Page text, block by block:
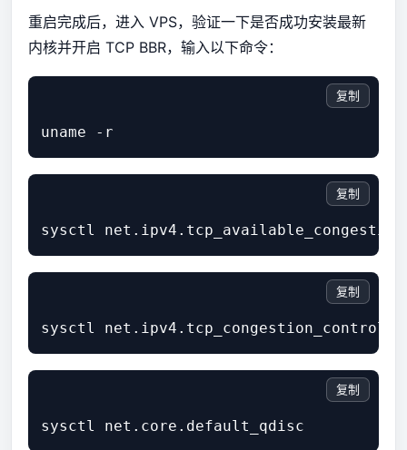
重启完成后，进入 VPS，验证一下是否成功安装最新
内核并开启 TCP BBR，输入以下命令：
复制
复制
复制
复制